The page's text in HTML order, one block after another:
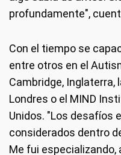
profundamente",
Con el tiempo se
entre otros en el
Cambridge, Inglaterra,
Londres o el MIND
Unidos. "Los desafíos
considerados dentro
Me fui especializando,